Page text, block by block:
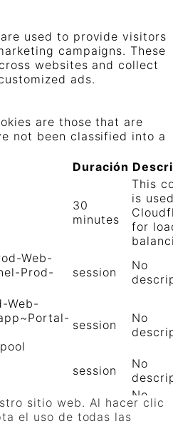
sitio web. Al hacer clic
el uso de todas las
used to provide visitors
campaigns. These
websites and collect
ads.
are those that are
not been classified into a
Duración
30
minutes
This
is
for
Web-
Prod-
session
No
Web-
session
No
session
No
session
No